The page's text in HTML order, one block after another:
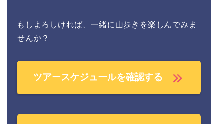
もしよろしければ、一緒に山歩きを楽しんでみま
せんか？
ツアースケジュールを確認する